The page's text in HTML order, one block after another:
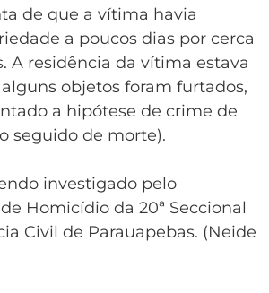
de que a vítima havia
a poucos dias por cerca
A residência da vítima estava
objetos foram furtados,
a hipótese de crime de
seguido de morte).
investigado pelo
Homicídio da 20ª Seccional
Civil de Parauapebas. (Neide